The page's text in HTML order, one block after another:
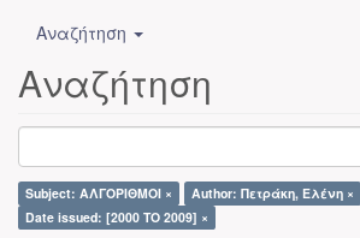
Αναζήτηση
Αναζήτηση
Subject: ΑΛΓΟΡΙΘΜΟΙ ×
Author: Πετράκη, Ελένη ×
Date issued: [2000 TO 2009] ×